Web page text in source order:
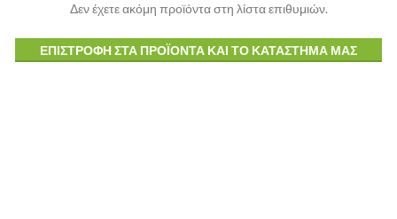
Δεν έχετε ακόμη προϊόντα στη λίστα επιθυμιών.
ΕΠΙΣΤΡΟΦΉ ΣΤΑ ΠΡΟΪΌΝΤΑ ΚΑΙ ΤΟ ΚΑΤΆΣΤΗΜΑ ΜΑΣ